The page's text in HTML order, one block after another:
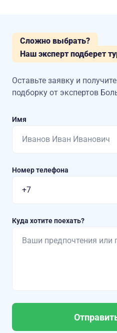
Сложно выбрать?
Наш эксперт подберет
Оставьте заявку и
подборку от экспертов
Имя
Номер телефона
Куда хотите поехать?